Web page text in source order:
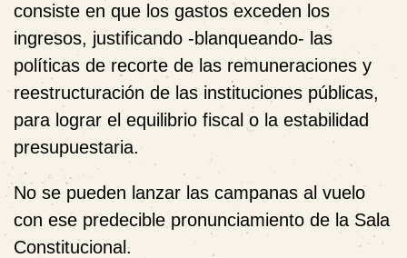
consiste en que los gastos exceden los
ingresos, justificando -blanqueando- las
políticas de recorte de las remuneraciones y
reestructuración de las instituciones públicas,
para lograr el equilibrio fiscal o la estabilidad
presupuestaria.
No se pueden lanzar las campanas al vuelo
con ese predecible pronunciamiento de la Sala
Constitucional.